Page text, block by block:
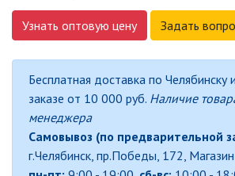
ЛЕНТЫ
Узнать оптовую цену Задать
Бесплатная доставка по Челябинску
заказе от 10 000 руб. Наличие
менеджера
Самовывоз (по предварительной
г.Челябинск, пр.Победы, 172,